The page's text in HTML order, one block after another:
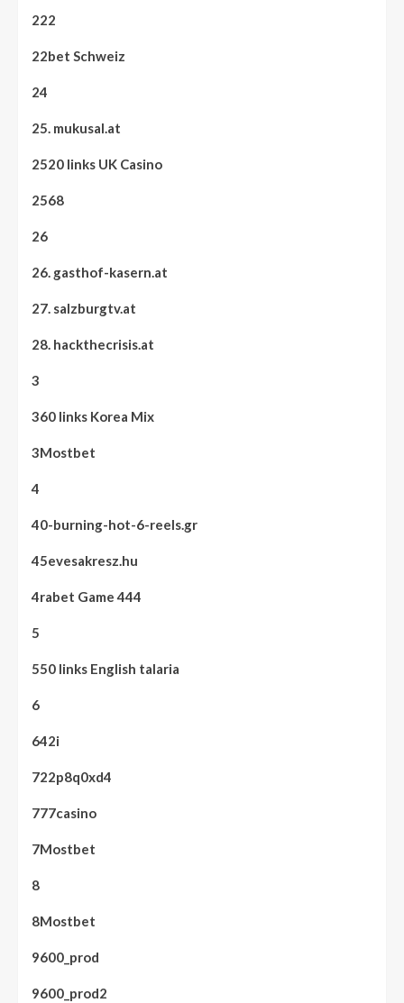
222
22bet Schweiz
24
25. mukusal.at
2520 links UK Casino
2568
26
26. gasthof-kasern.at
27. salzburgtv.at
28. hackthecrisis.at
3
360 links Korea Mix
3Mostbet
4
40-burning-hot-6-reels.gr
45evesakresz.hu
4rabet Game 444
5
550 links English talaria
6
642i
722p8q0xd4
777casino
7Mostbet
8
8Mostbet
9600_prod
9600_prod2